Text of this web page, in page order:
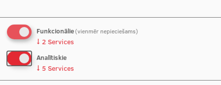
Zinātniskās konferences
Inovāciju centrs
Funkcionālie(vienmēr nepieciešams)
↓ 2 Services
Analītiskie
↓ 5 Services